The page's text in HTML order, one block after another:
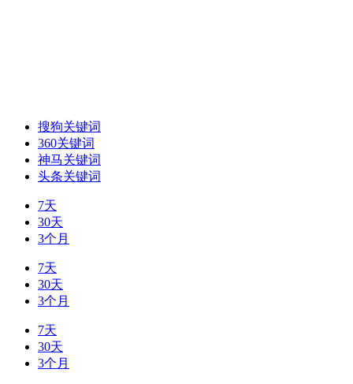
搜狗关键词
360关键词
神马关键词
头条关键词
7天
30天
3个月
7天
30天
3个月
7天
30天
3个月